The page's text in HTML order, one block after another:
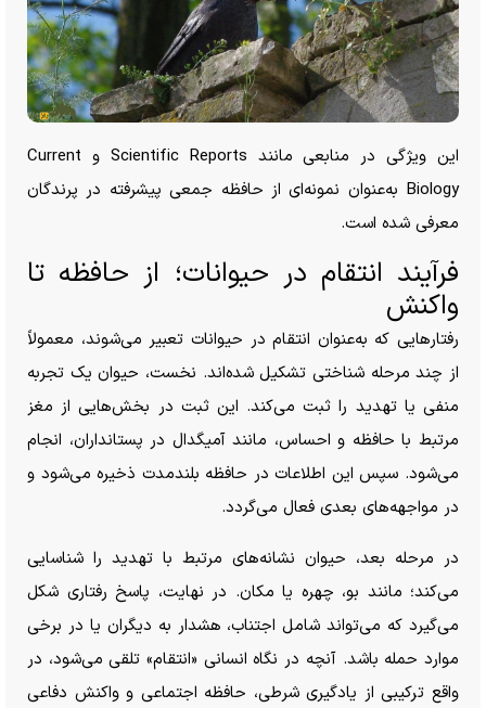
این ویژگی در منابعی مانند Scientific Reports و Current
Biology به‌عنوان نمونه‌ای از حافظه جمعی پیشرفته در پرندگان
معرفی شده است.
فرآیند انتقام در حیوانات؛ از حافظه تا
واکنش
رفتار‌هایی که به‌عنوان انتقام در حیوانات تعبیر می‌شوند، معمولاً
از چند مرحله شناختی تشکیل شده‌اند. نخست، حیوان یک تجربه
منفی یا تهدید را ثبت می‌کند. این ثبت در بخش‌هایی از مغز
مرتبط با حافظه و احساس، مانند آمیگدال در پستانداران، انجام
می‌شود. سپس این اطلاعات در حافظه بلندمدت ذخیره می‌شود و
در مواجهه‌های بعدی فعال می‌گردد.
در مرحله بعد، حیوان نشانه‌های مرتبط با تهدید را شناسایی
می‌کند؛ مانند بو، چهره یا مکان. در نهایت، پاسخ رفتاری شکل
می‌گیرد که می‌تواند شامل اجتناب، هشدار به دیگران یا در برخی
موارد حمله باشد. آنچه در نگاه انسانی «انتقام» تلقی می‌شود، در
واقع ترکیبی از یادگیری شرطی، حافظه اجتماعی و واکنش دفاعی